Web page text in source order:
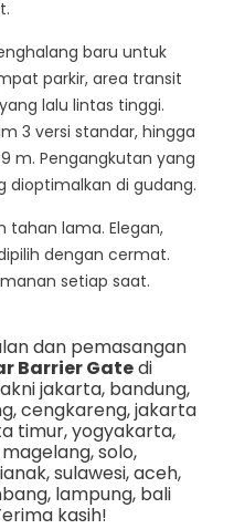
baru untuk
parkir, area transit
lalu lintas tinggi.
3 versi standar, hingga
m. Pengangkutan yang
di gudang.
tahan lama. Elegan,
dengan cermat.
setiap saat.
dan pemasangan
Barrier Gatedi
jakarta, bandung,
,cengkareng,jakarta
timur,yogyakarta,
magelang,solo,
,sulawesi,aceh,
, lampung, bali
kasih!